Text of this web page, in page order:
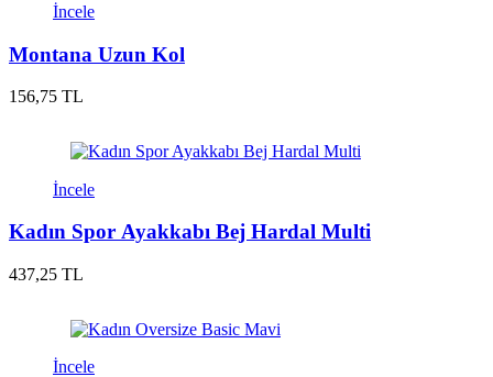
İncele
Montana Uzun Kol
156,75 TL
İncele
Kadın Spor Ayakkabı Bej Hardal Multi
437,25 TL
İncele